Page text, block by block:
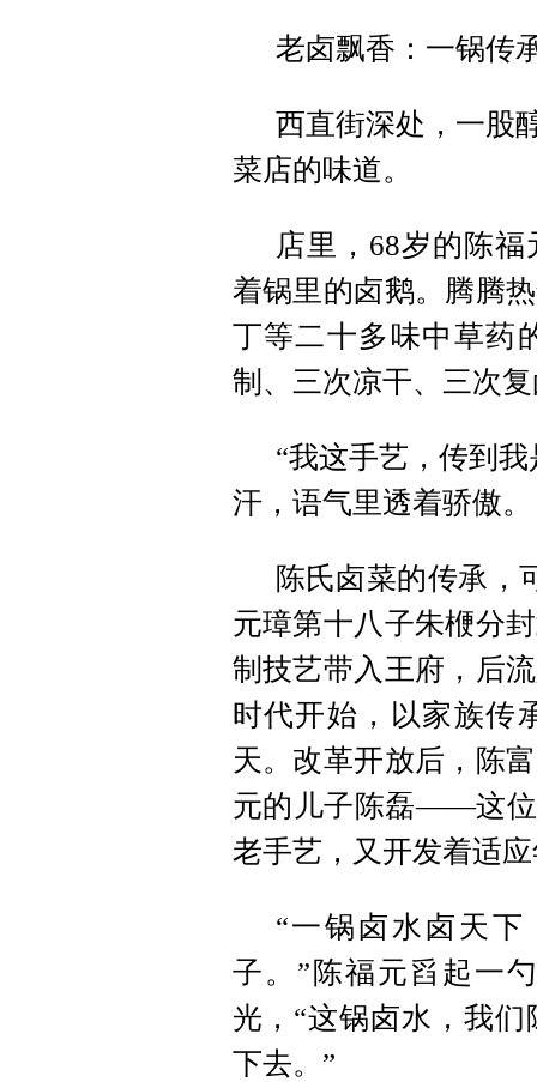
老卤飘香：一锅传
西直街深处，一股
菜店的味道。
店里，68岁的陈
着锅里的卤鹅。腾腾
丁等二十多味中草药
制、三次凉干、三次
“我这手艺，传到
汗，语气里透着骄傲。
陈氏卤菜的传承，
元璋第十八子朱楩分
制技艺带入王府，后
时代开始，以家族传
天。改革开放后，陈
元的儿子陈磊——这位
老手艺，又开发着适
“一锅卤水卤天
子。”陈福元舀起一
光，“这锅卤水，我
下去。”